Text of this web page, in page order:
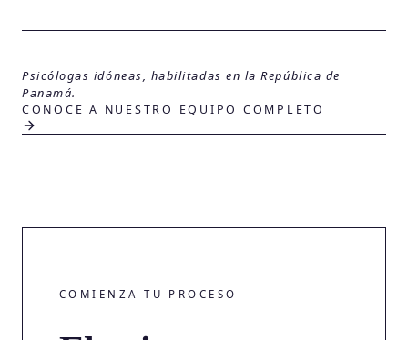
Psicólogas idóneas, habilitadas en la República de
Panamá.
CONOCE A NUESTRO EQUIPO COMPLETO
COMIENZA TU PROCESO